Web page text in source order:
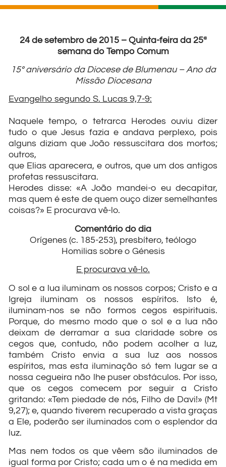
24 de setembro de 2015 – Quinta-feira da 25ª
semana do Tempo Comum
15º aniversário da Diocese de Blumenau – Ano da
Missão Diocesana
Evangelho segundo S. Lucas 9,7-9:
Naquele tempo, o tetrarca Herodes ouviu dizer
tudo o que Jesus fazia e andava perplexo, pois
alguns diziam que João ressuscitara dos mortos;
outros,
que Elias aparecera, e outros, que um dos antigos
profetas ressuscitara.
Herodes disse: «A João mandei-o eu decapitar,
mas quem é este de quem ouço dizer semelhantes
coisas?» E procurava vê-lo.
Comentário do dia
Orígenes (c. 185-253), presbítero, teólogo
Homilias sobre o Génesis
E procurava vê-lo.
O sol e a lua iluminam os nossos corpos; Cristo e a
Igreja iluminam os nossos espíritos. Isto é,
iluminam-nos se não formos cegos espirituais.
Porque, do mesmo modo que o sol e a lua não
deixam de derramar a sua claridade sobre os
cegos que, contudo, não podem acolher a luz,
também Cristo envia a sua luz aos nossos
espíritos, mas esta iluminação só tem lugar se a
nossa cegueira não lhe puser obstáculos. Por isso,
que os cegos comecem por seguir a Cristo
gritando: «Tem piedade de nós, Filho de Davi!» (Mt
9,27); e, quando tiverem recuperado a vista graças
a Ele, poderão ser iluminados com o esplendor da
luz.
Mas nem todos os que vêem são iluminados de
igual forma por Cristo; cada um o é na medida em